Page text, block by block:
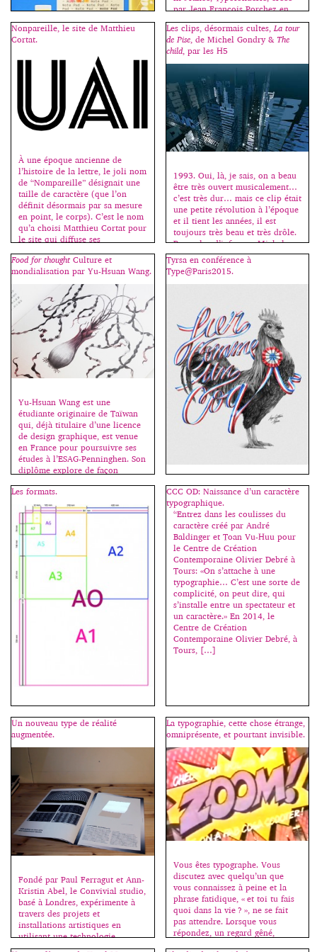
C’est avec cet ouvrage que
j’inaugure ma rubrique “des
livres”. Il n’est pas dans mon
intention de chroniquer toutes
les sorties en relation avec la
typographie, mais seulement les
livres sur le sujet ; si beaucoup
d’ouvrages sortent chaque
année, assez peu sont
importants. Et c’est sur ceux-là
que […]
par Jean François Porchez en
1994, s’est métamorphosée cette
année : un nouveau site, une
équipe élargie et le désir de
publier des caractères de
nouveaux créateurs. Petit retour
sur les classiques de la fonderie.
Les humanes sont rares et j’ai un
faible pour elles ; l’Apolline en
[…]
Nonpareille, le site de Matthieu
Cortat.
À une époque ancienne de
l’histoire de la lettre, le joli nom
de “Nompareille” désignait une
taille de caractère (que l’on
définit désormais par sa mesure
en point, le corps). C’est le nom
qu’a choisi Matthieu Cortat pour
le site qui diffuse ses
productions typographiques. Né
en 1982 en Suisse, Matthieu
Cortat est dessinateur de […]
Les clips, désormais cultes,La tour
de Pise, de Michel Gondry &The
child, par les H5
1993. Oui, là, je sais, on a beau
être très ouvert musicalement…
c’est très dur… mais ce clip était
une petite révolution à l’époque
et il tient les années, il est
toujours très beau et très drôle.
Pour plus d’infos sur Michel
Gondry -> ici et ici. 1999. Les
H5 prennent le relais avec ce
clip […]
Food for thoughtCulture et
mondialisation par Yu-Hsuan Wang.
Yu-Hsuan Wang est une
étudiante originaire de Taïwan
qui, déjà titulaire d’une licence
de design graphique, est venue
en France pour poursuivre ses
études à l’ESAG-Penninghen. Son
diplôme explore de façon
apportés par la mondialisation
et le métissage des cultures. À
partir de la cuisine, il construit
une sorte de métaphore pour
[…]
Tyrsa en conférence à
Type@Paris2015.
“Cette session en français se
déroule dans le cadre des
conférences Type@Paris,
organisées par Jean François
Porchez. Dès 99, Alexis Taïeb
(Tyrsa) découvre le graffiti et y
fait ses premières armes, ses
premières esquisses de lettres.
De là naitra sa vocation et son
amour de la typographie qui
guidera naturellement son
parcours scolaire. Diplômé des
[…]
Les formats.
tenter de définir son identité, il
est bon de commencer par
nommer son format, afin
d’esquisser son allure générale.
Le choix du format crée un
rapport d’échelle, une relation
entre le corps et l’objet. Avant
l’imprimerie, la lecture se fait
souvent en “face à face” : le
livre, souvent […]
CCC OD: Naissance d’un caractère
typographique.
“Entrez dans les coulisses du
caractère créé par André
Baldinger et Toan Vu-Huu pour
le Centre de Création
Contemporaine Olivier Debré à
Tours: «On s’attache à une
typographie… C’est une sorte de
complicité, on peut dire, qui
s’installe entre un spectateur et
un caractère.» En 2014, le
Centre de Création
Contemporaine Olivier Debré, à
Tours, […]
Un nouveau type de réalité
augmentée.
Fondé par Paul Ferragut et Ann-
Kristin Abel, le Convivial studio,
basé à Londres, expérimente à
travers des projets et
installations artistiques en
utilisant une technologie
innovante. On peut lire sur le
La typographie, cette chose étrange,
omniprésente, et pourtant invisible.
Vous êtes typographe. Vous
discutez avec quelqu’un que
vous connaissez à peine et la
phrase fatidique, « et toi tu fais
quoi dans la vie ? », ne se fait
pas attendre. Lorsque vous
répondez, un regard gêné,